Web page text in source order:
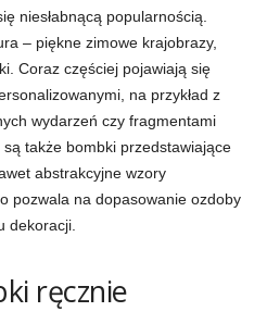
niesłabnącą popularnością.
– piękne zimowe krajobrazy,
Coraz częściej pojawiają się
na przykład z
wydarzeń czy fragmentami
także bombki przedstawiające
abstrakcyjne wzory
pozwala na dopasowanie ozdoby
dekoracji.
ręcznie